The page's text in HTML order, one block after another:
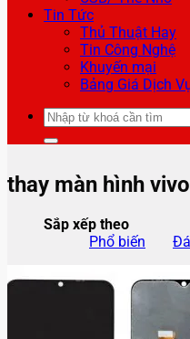
Tin Tức
Thủ Thuật Hay
Tin Công Nghệ
Khuyến mại
Bảng Giá Dịch
Tìm
kiếm:
thay màn hình
Sắp xếp theo
Phổ biến